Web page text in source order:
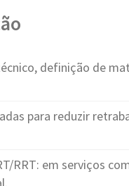
definição de
para reduzir
RRT: em serviços